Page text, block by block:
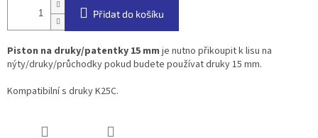
Přidat do košíku
Piston na druky/patentky 15 mm je nutno přikoupit k lisu na
nýty/druky/průchodky pokud budete používat druky 15 mm.
Kompatibilní s druky K25C.